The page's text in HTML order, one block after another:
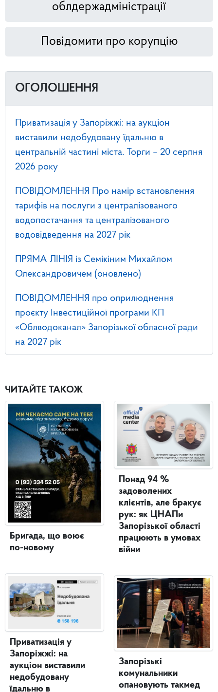
облдержадміністрації
Повідомити про корупцію
ОГОЛОШЕННЯ
Приватизація у Запоріжжі: на аукціон
виставили недобудовану їдальню в
центральній частині міста. Торги – 20 серпня
2026 року
ПОВІДОМЛЕННЯ Про намір встановлення
тарифів на послуги з централізованого
водопостачання та централізованого
водовідведення на 2027 рік
ПРЯМА ЛІНІЯ із Семікіним Михайлом
Олександровичем (оновлено)
ПОВІДОМЛЕННЯ про оприлюднення
проєкту Інвестиційної програми КП
«Облводоканал» Запорізької обласної ради
на 2027 рік
ЧИТАЙТЕ ТАКОЖ
Бригада, що воює
по-новому
Приватизація у
Запоріжжі: на
аукціон виставили
недобудовану
їдальню в
Понад 94 %
задоволених
клієнтів, але бракує
рук: як ЦНАПи
Запорізької області
працюють в умовах
війни
Запорізькі
комунальники
опановують такмед